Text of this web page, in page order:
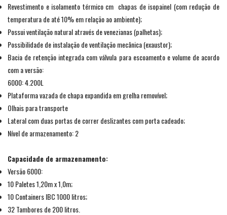
Revestimento e isolamento térmico cm chapas de isopainel (com redução de
temperatura de até 10% em relação ao ambiente);
Possui ventilação natural através de venezianas (palhetas);
Possibilidade de instalação de ventilação mecânica (exaustor);
Bacia de retenção integrada com válvula para escoamento e volume de acordo
com a versão:
6000: 4.200L
Plataforma vazada de chapa expandida em grelha removível;
Olhais para transporte
Lateral com duas portas de correr deslizantes com porta cadeado;
Nível de armazenamento: 2
Capacidade de armazenamento:
Versão 6000:
10 Paletes 1,20m x 1,0m;
10 Containers IBC 1000 litros;
32 Tambores de 200 litros.